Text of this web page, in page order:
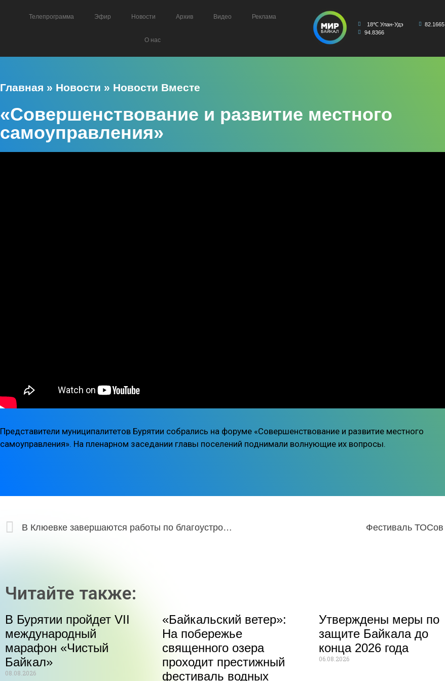
Телепрограмма Эфир Новости Архив Видео Реклама
О нас
18℃ Улан-Удэ
82.1665
94.8366
Главная » Новости » Новости Вместе
«Совершенствование и развитие местного
самоуправления»
Представители муниципалитетов Бурятии собрались на форуме «Совершенствование и развитие местного
самоуправления». На пленарном заседании главы поселений поднимали волнующие их вопросы.
В Клюевке завершаются работы по благоустройству территории новой школы Фестиваль ТОСов
Читайте также:
В Бурятии пройдет VII
международный
марафон «Чистый
Байкал»
08.08.2026
«Байкальский ветер»:
На побережье
священного озера
проходит престижный
фестиваль водных
Утверждены меры по
защите Байкала до
конца 2026 года
06.08.2026